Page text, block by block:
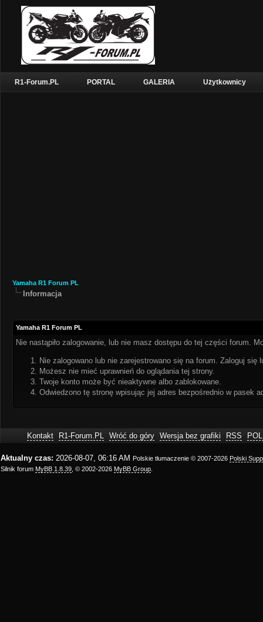
R1-Forum.PL PORTAL GALERIA Użytkownicy
Yamaha R1 Forum PL
Informacja
Yamaha R1 Forum PL
Nie nastąpiło zalogowanie, lub nie masz dostępu do tej części forum.
Nie zalogowano lub nie zarejestrowano się na forum. Zaloguj się
Możesz nie mieć uprawnień do oglądania tej strony.
Twoje konto może być nieaktywne albo zablokowane.
Odwiedzono tę stronę wpisując jej adres bezpośrednio w pasek
Kontakt R1-Forum.PL Wróć do góry Wersja bez grafiki RSS
Aktualny czas: 2026-08-07, 06:16 AM Polskie tłumaczenie © 2007-2026 Polski
Silnik forum MyBB 1.8.39 , © 2002-2026 MyBB Group